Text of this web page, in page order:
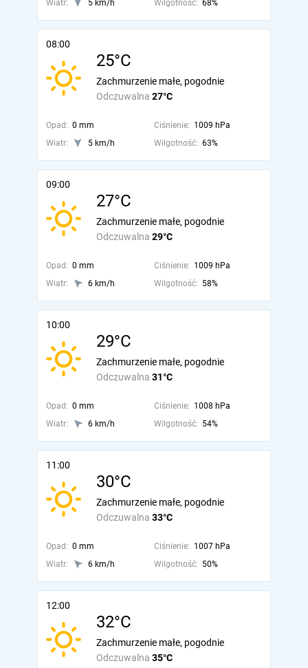
Wiatr: 5 km/h Wilgotność: 68%
08:00
25°C
Odczuwalna 27°C
Zachmurzenie małe, pogodnie
Opad: 0 mm Ciśnienie: 1009 hPa
Wiatr:
5 km/h Wilgotność: 63%
09:00
27°C
Odczuwalna 29°C
Zachmurzenie małe, pogodnie
Opad: 0 mm Ciśnienie: 1009 hPa
Wiatr:
6 km/h Wilgotność: 58%
10:00
29°C
Odczuwalna 31°C
Zachmurzenie małe, pogodnie
Opad: 0 mm Ciśnienie: 1008 hPa
Wiatr:
6 km/h Wilgotność: 54%
11:00
30°C
Odczuwalna 33°C
Zachmurzenie małe, pogodnie
Opad: 0 mm Ciśnienie: 1007 hPa
Wiatr:
6 km/h Wilgotność: 50%
12:00
32°C
Odczuwalna 35°C
Zachmurzenie małe, pogodnie